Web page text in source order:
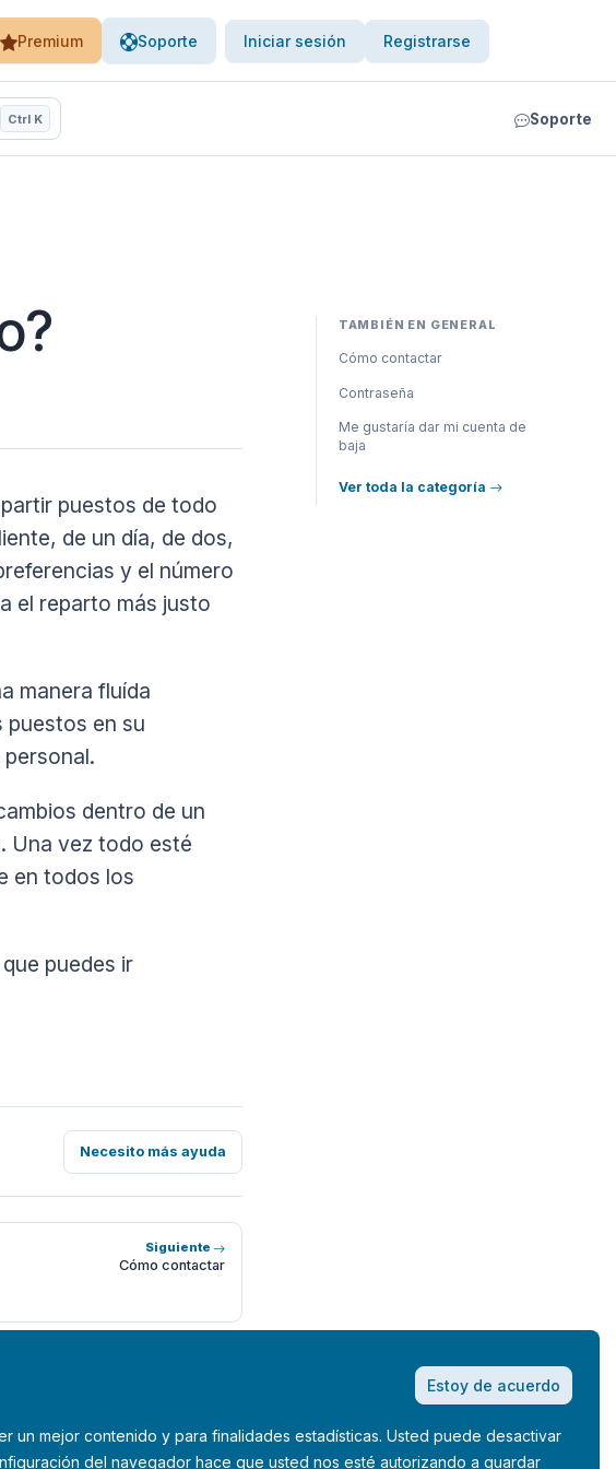
Premium Soporte Iniciar sesión Registrarse
Estoy de acuerdo
mejor contenido y para finalidades estadísticas. Usted puede desactivar
del navegador hace que usted nos esté autorizando a guardar
Ctrl K Soporte
puestos de todo
de un día, de dos,
y el número
el reparto más justo
manera fluída
puestos en su
dentro de un
Una vez todo esté
en todos los
puedes ir
Necesito más ayuda
Siguiente
Cómo contactar
TAMBIÉN EN GENERAL
Cómo contactar
Contraseña
Me gustaría dar mi cuenta de
baja
Ver toda la categoría